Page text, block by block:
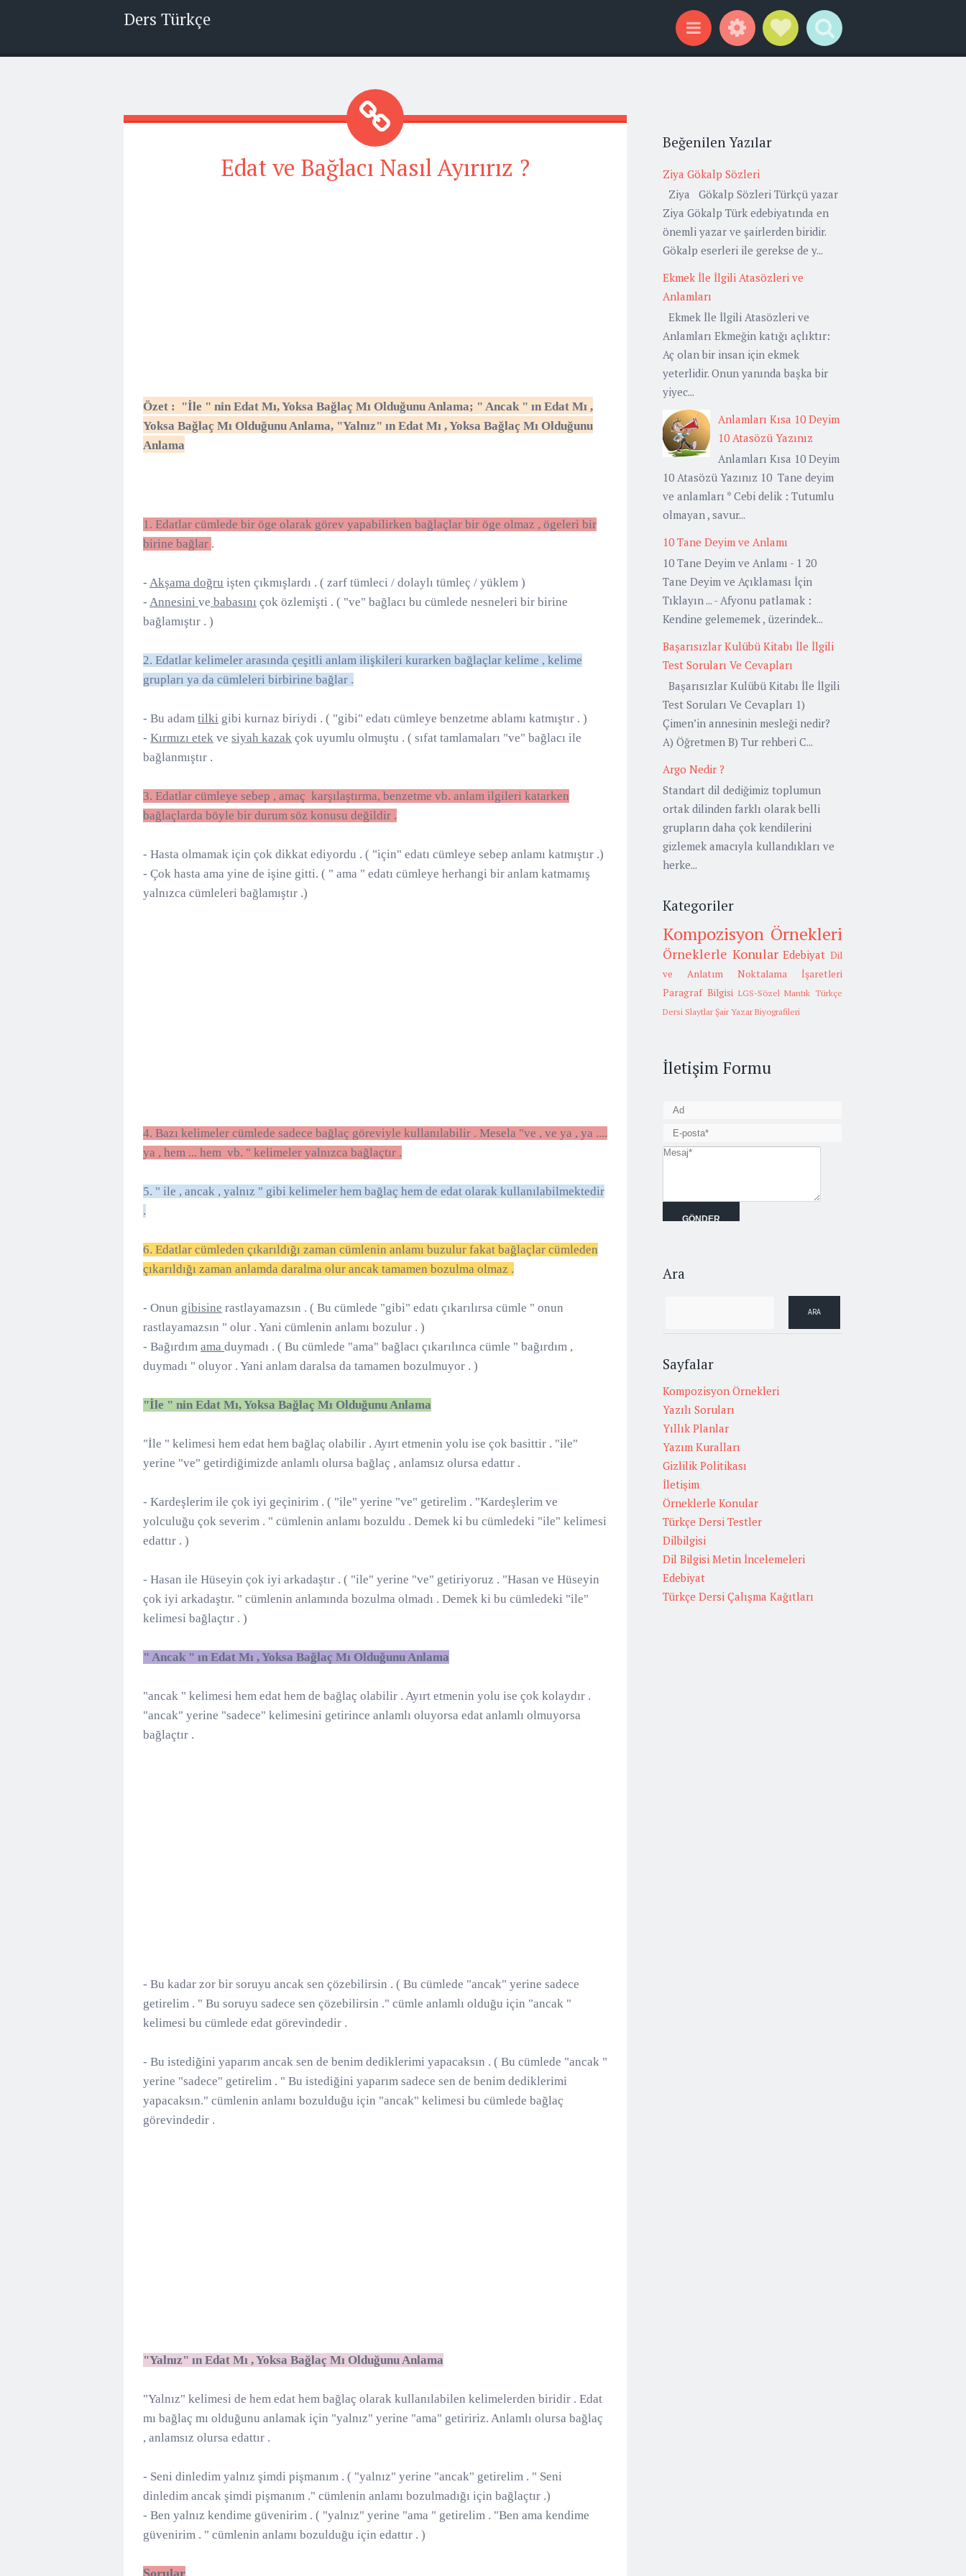
Ders Türkçe
Menu WidgetsSocial Links
Search
Edat ve Bağlacı Nasıl Ayırırız ?
Özet : "İle " nin Edat Mı, Yoksa Bağlaç Mı Olduğunu Anlama; " Ancak " ın Edat Mı ,
Yoksa Bağlaç Mı Olduğunu Anlama, "Yalnız" ın Edat Mı , Yoksa Bağlaç Mı Olduğunu
Anlama
1. Edatlar cümlede bir öge olarak görev yapabilirken bağlaçlar bir öge olmaz , ögeleri bir
birine bağlar .
- Akşama doğru işten çıkmışlardı . ( zarf tümleci / dolaylı tümleç / yüklem )
- Annesini ve babasını çok özlemişti . ( "ve" bağlacı bu cümlede nesneleri bir birine
bağlamıştır . )
2. Edatlar kelimeler arasında çeşitli anlam ilişkileri kurarken bağlaçlar kelime , kelime
grupları ya da cümleleri birbirine bağlar .
- Bu adam tilki gibi kurnaz biriydi . ( "gibi" edatı cümleye benzetme ablamı katmıştır . )
- Kırmızı etek ve siyah kazak çok uyumlu olmuştu . ( sıfat tamlamaları "ve" bağlacı ile
bağlanmıştır .
3. Edatlar cümleye sebep , amaç karşılaştırma, benzetme vb. anlam ilgileri katarken
bağlaçlarda böyle bir durum söz konusu değildir .
- Hasta olmamak için çok dikkat ediyordu . ( "için" edatı cümleye sebep anlamı katmıştır .)
- Çok hasta ama yine de işine gitti. ( " ama " edatı cümleye herhangi bir anlam katmamış
yalnızca cümleleri bağlamıştır .)
4. Bazı kelimeler cümlede sadece bağlaç göreviyle kullanılabilir . Mesela "ve , ve ya , ya ....
ya , hem ... hem vb. " kelimeler yalnızca bağlaçtır .
5. " ile , ancak , yalnız " gibi kelimeler hem bağlaç hem de edat olarak kullanılabilmektedir
.
6. Edatlar cümleden çıkarıldığı zaman cümlenin anlamı buzulur fakat bağlaçlar cümleden
çıkarıldığı zaman anlamda daralma olur ancak tamamen bozulma olmaz .
- Onun gibisine rastlayamazsın . ( Bu cümlede "gibi" edatı çıkarılırsa cümle " onun
rastlayamazsın " olur . Yani cümlenin anlamı bozulur . )
- Bağırdım ama duymadı . ( Bu cümlede "ama" bağlacı çıkarılınca cümle " bağırdım ,
duymadı " oluyor . Yani anlam daralsa da tamamen bozulmuyor . )
"İle " nin Edat Mı, Yoksa Bağlaç Mı Olduğunu Anlama
"İle " kelimesi hem edat hem bağlaç olabilir . Ayırt etmenin yolu ise çok basittir . "ile"
yerine "ve" getirdiğimizde anlamlı olursa bağlaç , anlamsız olursa edattır .
- Kardeşlerim ile çok iyi geçinirim . ( "ile" yerine "ve" getirelim . "Kardeşlerim ve
yolculuğu çok severim . " cümlenin anlamı bozuldu . Demek ki bu cümledeki "ile" kelimesi
edattır . )
- Hasan ile Hüseyin çok iyi arkadaştır . ( "ile" yerine "ve" getiriyoruz . "Hasan ve Hüseyin
çok iyi arkadaştır. " cümlenin anlamında bozulma olmadı . Demek ki bu cümledeki "ile"
kelimesi bağlaçtır . )
" Ancak " ın Edat Mı , Yoksa Bağlaç Mı Olduğunu Anlama
"ancak " kelimesi hem edat hem de bağlaç olabilir . Ayırt etmenin yolu ise çok kolaydır .
"ancak" yerine "sadece" kelimesini getirince anlamlı oluyorsa edat anlamlı olmuyorsa
bağlaçtır .
- Bu kadar zor bir soruyu ancak sen çözebilirsin . ( Bu cümlede "ancak" yerine sadece
getirelim . " Bu soruyu sadece sen çözebilirsin ." cümle anlamlı olduğu için "ancak "
kelimesi bu cümlede edat görevindedir .
- Bu istediğini yaparım ancak sen de benim dediklerimi yapacaksın . ( Bu cümlede "ancak "
yerine "sadece" getirelim . " Bu istediğini yaparım sadece sen de benim dediklerimi
yapacaksın." cümlenin anlamı bozulduğu için "ancak" kelimesi bu cümlede bağlaç
görevindedir .
"Yalnız" ın Edat Mı , Yoksa Bağlaç Mı Olduğunu Anlama
"Yalnız" kelimesi de hem edat hem bağlaç olarak kullanılabilen kelimelerden biridir . Edat
mı bağlaç mı olduğunu anlamak için "yalnız" yerine "ama" getiririz. Anlamlı olursa bağlaç
, anlamsız olursa edattır .
- Seni dinledim yalnız şimdi pişmanım . ( "yalnız" yerine "ancak" getirelim . " Seni
dinledim ancak şimdi pişmanım ." cümlenin anlamı bozulmadığı için bağlaçtır .)
- Ben yalnız kendime güvenirim . ( "yalnız" yerine "ama " getirelim . "Ben ama kendime
güvenirim . " cümlenin anlamı bozulduğu için edattır . )
Sorular
Beğenilen Yazılar
Ziya Gökalp Sözleri
Ziya Gökalp Sözleri Türkçü yazar
Ziya Gökalp Türk edebiyatında en
önemli yazar ve şairlerden biridir.
Gökalp eserleri ile gerekse de y...
Ekmek İle İlgili Atasözleri ve
Anlamları
Ekmek İle İlgili Atasözleri ve
Anlamları Ekmeğin katığı açlıktır:
Aç olan bir insan için ekmek
yeterlidir. Onun yanında başka bir
yiyec...
Anlamları Kısa 10 Deyim
10 Atasözü Yazınız
Anlamları Kısa 10 Deyim
10 Atasözü Yazınız 10 Tane deyim
ve anlamları * Cebi delik : Tutumlu
olmayan , savur...
10 Tane Deyim ve Anlamı
10 Tane Deyim ve Anlamı - 1 20
Tane Deyim ve Açıklaması İçin
Tıklayın ... - Afyonu patlamak :
Kendine gelememek , üzerindek...
Başarısızlar Kulübü Kitabı İle İlgili
Test Soruları Ve Cevapları
Başarısızlar Kulübü Kitabı İle İlgili
Test Soruları Ve Cevapları 1)
Çimen’in annesinin mesleği nedir?
A) Öğretmen B) Tur rehberi C...
Argo Nedir ?
Standart dil dediğimiz toplumun
ortak dilinden farklı olarak belli
grupların daha çok kendilerini
gizlemek amacıyla kullandıkları ve
herke...
Kategoriler
Kompozisyon Örnekleri
Örneklerle Konular Edebiyat Dil
ve Anlatım
Noktalama İşaretleri
Paragraf Bilgisi LGS-Sözel Mantık Türkçe
Dersi Slaytlar Şair Yazar Biyografileri
İletişim Formu
Ara
Sayfalar
Kompozisyon Örnekleri
Yazılı Soruları
Yıllık Planlar
Yazım Kuralları
Gizlilik Politikası
İletişim
Örneklerle Konular
Türkçe Dersi Testler
Dilbilgisi
Dil Bilgisi Metin İncelemeleri
Edebiyat
Türkçe Dersi Çalışma Kağıtları